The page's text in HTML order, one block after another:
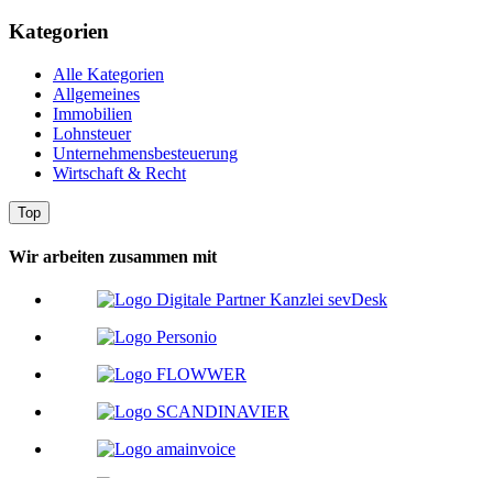
Kategorien
Alle Kategorien
Allgemeines
Immobilien
Lohnsteuer
Unternehmensbesteuerung
Wirtschaft & Recht
Top
Wir arbeiten zusammen mit